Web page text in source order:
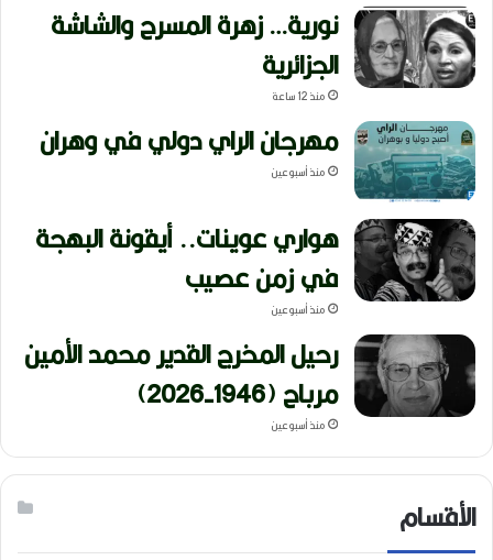
نورية… زهرة المسرح والشاشة
الجزائرية
منذ 12 ساعة
مهرجان الراي دولي في وهران
منذ أسبوعين
هواري عوينات.. أيقونة البهجة
في زمن عصيب
منذ أسبوعين
رحيل المخرج القدير محمد الأمين
مرباح (1946-2026)
منذ أسبوعين
الأقسام